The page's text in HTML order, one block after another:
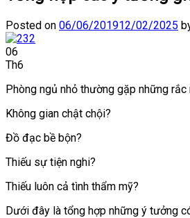
Posted on 06/06/201912/02/2025
06
Th6
Phòng ngủ nhỏ thường gặp những rắc
Không gian chật chội?
Đồ đạc bề bộn?
Thiếu sự tiện nghi?
Thiếu luôn cả tình thẩm mỹ?
Dưới đây là tổng hợp những ý tưởng